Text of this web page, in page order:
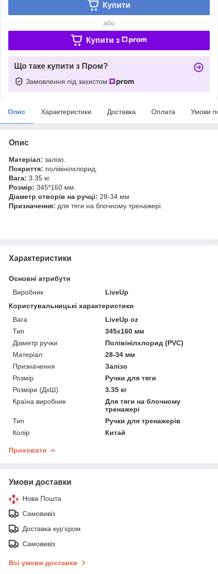
Купити
або
Купити з
Що таке купити з Пром?
Замовлення під захистом
Опис Характеристики Доставка Оплата Умови
Опис
Матеріал: залізо.
Покриття: полівінілхлорид.
Вага: 3.35 кг.
Розмір: 345*160 мм.
Діаметр отворів на ручці: 28-34 мм
Призначення: для тяги на блочному тренажері.
Характеристики
Основні атрибути
Виробник
LiveUp
Користувальницькі характеристики
Вага
LiveUp oz
Тип
345x160 мм
Діаметр ручки
Полівінілхлорид (PVC)
Матеріал
28-34 мм
Призначення
Залізо
Розмір
Ручки для тяги
Розміри (ДхШ)
3.35 кг
Країна виробник
Для тяги на блочному
тренажері
Тип
Ручки для тренажерів
Колір
Китай
Приховати
Умови доставки
Нова Пошта
Самовивіз
Доставка кур'єром
Самовивіз
Всі умови доставки